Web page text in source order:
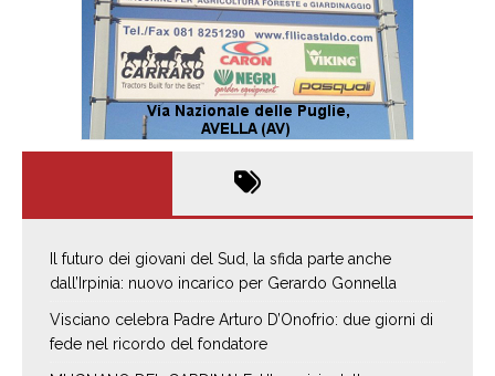
Il futuro dei giovani del Sud, la sfida parte anche
dall’Irpinia: nuovo incarico per Gerardo Gonnella
Visciano celebra Padre Arturo D’Onofrio: due giorni di
fede nel ricordo del fondatore